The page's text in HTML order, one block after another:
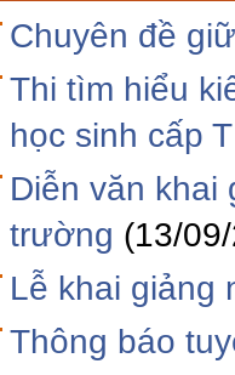
Chuyên đề
Thi tìm hiểu
học sinh cấp
Diễn văn khai
trường (13/
Lễ khai giảng
Thông báo